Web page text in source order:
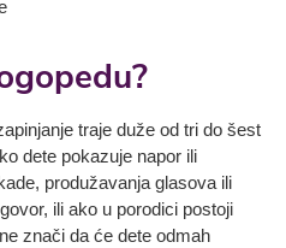
traje duže od tri do šest
dete pokazuje napor ili
produžavanja glasova ili
ili ako u porodici postoji
znači da će dete odmah